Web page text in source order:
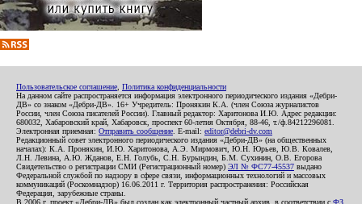
Пользовательское соглашение Политика конфиденциальности
На данном сайте распространяется информация электронного периодического издания «Дебри-
ДВ» со знаком «Дебри-ДВ». 16+ Учредитель: Пронякин К.А. (член Союза журналистов
России, член Союза писателей России). Главный редактор: Харитонова И.Ю. Адрес редакции:
680032, Хабаровский край, Хабаровск, проспект 60-летия Октября, 88-46, т./ф.84212296081.
Электронная приемная: Отправить сообщение . E-mail: editor@debri-dv.com
Редакционный совет электронного периодического издания «Дебри-ДВ» (на общественных
началах): К.А. Пронякин, И.Ю. Харитонова, А.Э. Мирмович, Ю.Н. Юрьев, Ю.В. Ковалев,
Л.Н. Левина, А.Ю. Жданов, Е.Н. Голубь, С.Н. Бурындин, Б.М. Сухинин, О.В. Егорова
Свидетельство о регистрации СМИ (Регистрационный номер) ЭЛ № ФС77-45537 выдано
Федеральной службой по надзору в сфере связи, информационных технологий и массовых
коммуникаций (Роскомнадзор) 16.06.2011 г. Территория распространения: Российская
Федерация, зарубежные страны.
В 2006 г. проект «Дебри-ДВ» был создан как электронный частный архив, в соответствии с ФЗ